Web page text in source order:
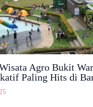
Agro Bukit
Paling Hits di